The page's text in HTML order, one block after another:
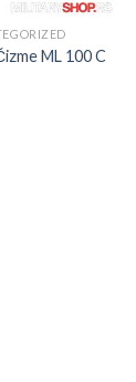
ML 100 C